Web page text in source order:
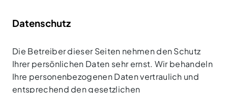
Datenschutz
Die Betreiber dieser Seiten nehmen den Schutz
Ihrer persönlichen Daten sehr ernst. Wir behandeln
Ihre personenbezogenen Daten vertraulich und
entsprechend den gesetzlichen